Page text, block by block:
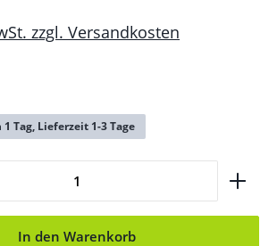
zzgl. Versandkosten
Bewertung von 0 von 5 Sternen
Tag, Lieferzeit 1-3 Tage
Gib den gewünschten Wert ein
In den Warenkorb